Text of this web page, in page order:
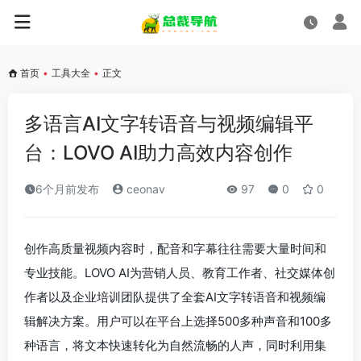
首页 • 工具大全 • 正文
多语言AI文字转语音与视频编辑平
台：LOVO AI助力高效内容创作
6个月前发布 ceonav 97 0 0
创作高质量视频内容时，配音和字幕往往需要大量时间和
专业技能。LOVO AI为营销人员、教育工作者、社交媒体创
作者以及企业培训团队提供了全套AI文字转语音和视频编
辑解决方案。用户可以在平台上选择500多种声音和100多
种语言，将文本快速转化为自然流畅的人声，同时利用集